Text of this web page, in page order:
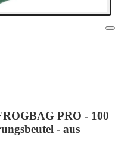
PRO - 100
- aus